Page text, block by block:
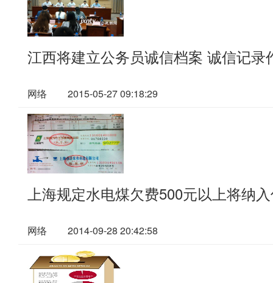
江西将建立公务员诚信档案 诚信记录
网络 2015-05-27 09:18:29
上海规定水电煤欠费500元以上将纳
网络 2014-09-28 20:42:58